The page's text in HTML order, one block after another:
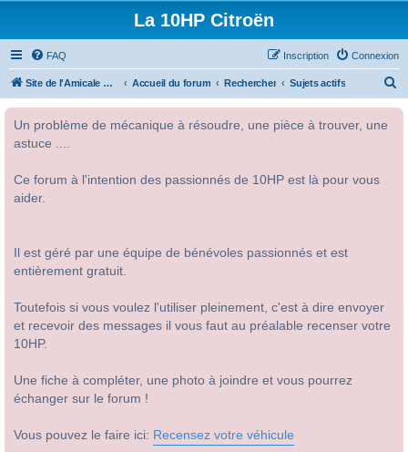
La 10HP Citroën
FAQ Connexion
Inscription
Site de l'Amicale Citroën 10HP Accueil du forum Rechercher Sujets actifs
Un problème de mécanique à résoudre, une pièce à trouver, une
astuce ....
Ce forum à l'intention des passionnés de 10HP est là pour vous
aider.
Il est géré par une équipe de bénévoles passionnés et est
entièrement gratuit.
Toutefois si vous voulez l'utiliser pleinement, c'est à dire envoyer
et recevoir des messages il vous faut au préalable recenser votre
10HP.
Une fiche à compléter, une photo à joindre et vous pourrez
échanger sur le forum !
Vous pouvez le faire ici: Recensez votre véhicule